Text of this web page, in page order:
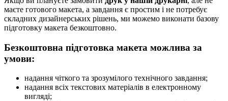
маєте готового макета, а завдання є простим і не потребує
складних дизайнерських рішень, ми можемо виконати базову
підготовку макета безкоштовно.
Безкоштовна підготовка макета можлива за
умови:
надання чіткого та зрозумілого технічного завдання;
надання всіх текстових матеріалів в електронному
вигляді;